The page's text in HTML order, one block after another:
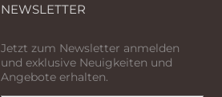
NEWSLETTER
Jetzt zum Newsletter anmelden
und exklusive Neuigkeiten und
Angebote erhalten.